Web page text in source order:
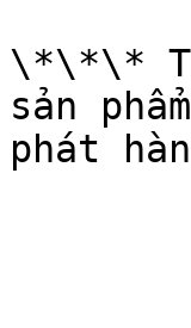
\*\*\*
sản